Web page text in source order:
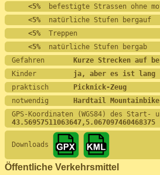
    <5%
befestigte Strassen ohne
    <5%
  natürliche Stufen bergauf
    <5%
  Treppen
    <5%
  natürliche Stufen bergab
Gefahren
Kurze Strecken auf
Kinder ja, aber es ist lang
praktisch
Picknick-Zeug
notwendig
Hardtail Mountainbike
GPS-Koordinaten (WGS84) des Start-
43.56957511063647,5.067097460468375
Downloads
Öffentliche Verkehrsmittel